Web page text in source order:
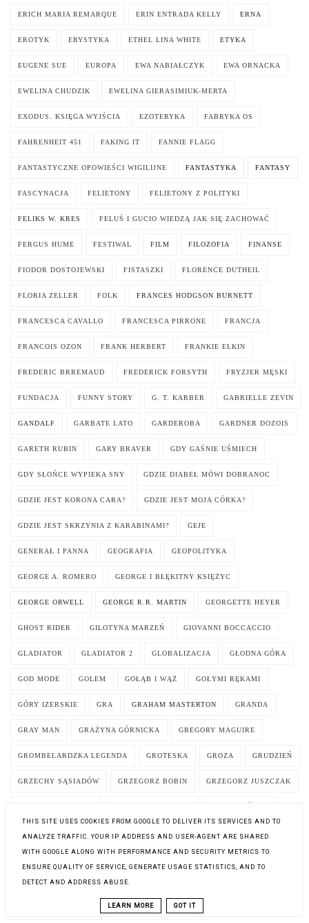
ERICH MARIA REMARQUE ERIN ENTRADA KELLY ERNA
EROTYK ERYSTYKA ETHEL LINA WHITE ETYKA
EUGENE SUE EUROPA EWA NABIAŁCZYK EWA ORNACKA
EWELINA CHUDZIK EWELINA GIERASIMIUK-MERTA
EXODUS. KSIĘGA WYJŚCIA EZOTERYKA FABRYKA OS
FAHRENHEIT 451 FAKING IT FANNIE FLAGG
FANTASTYCZNE OPOWIEŚCI WIGILIJNE FANTASTYKA FANTASY
FASCYNACJA FELIETONY FELIETONY Z POLITYKI
FELIKS W. KRES FELUŚ I GUCIO WIEDZĄ JAK SIĘ ZACHOWAĆ
FERGUS HUME FESTIWAL FILM FILOZOFIA FINANSE
FIODOR DOSTOJEWSKI FISTASZKI FLORENCE DUTHEIL
FLORIA ZELLER FOLK FRANCES HODGSON BURNETT
FRANCESCA CAVALLO FRANCESCA PIRRONE FRANCJA
FRANCOIS OZON FRANK HERBERT FRANKIE ELKIN
FREDERIC BRREMAUD FREDERICK FORSYTH FRYZJER MĘSKI
FUNDACJA FUNNY STORY G. T. KARBER GABRIELLE ZEVIN
GANDALF GARBATE LATO GARDEROBA GARDNER DOZOIS
GARETH RUBIN GARY BRAVER GDY GAŚNIE UŚMIECH
GDY SŁOŃCE WYPIEKA SNY GDZIE DIABEŁ MÓWI DOBRANOC
GDZIE JEST KORONA CARA? GDZIE JEST MOJA CÓRKA?
GDZIE JEST SKRZYNIA Z KARABINAMI? GEJE
GENERAŁ I PANNA GEOGRAFIA GEOPOLITYKA
GEORGE A. ROMERO GEORGE I BŁĘKITNY KSIĘŻYC
GEORGE ORWELL GEORGE R.R. MARTIN GEORGETTE HEYER
GHOST RIDER GILOTYNA MARZEŃ GIOVANNI BOCCACCIO
GLADIATOR GLADIATOR 2 GLOBALIZACJA GŁODNA GÓRA
GOD MODE GOLEM GOŁĄB I WĄŻ GOŁYMI RĘKAMI
GÓRY IZERSKIE GRA GRAHAM MASTERTON GRANDA
GRAY MAN GRAŻYNA GÓRNICKA GREGORY MAGUIRE
GROMBELARDZKA LEGENDA GROTESKA GROZA GRUDZIEŃ
GRZECHY SĄSIADÓW GRZEGORZ BOBIN GRZEGORZ JUSZCZAK
GUCIO SIĘ ZAKOCHUJE GUILBERT FRANCOISE
GWIAZDA PÓŁNOCY
THIS SITE USES COOKIES FROM GOOGLE TO DELIVER ITS SERVICES AND TO
ANALYZE TRAFFIC. YOUR IP ADDRESS AND USER-AGENT ARE SHARED
WITH GOOGLE ALONG WITH PERFORMANCE AND SECURITY METRICS TO
ENSURE QUALITY OF SERVICE, GENERATE USAGE STATISTICS, AND TO
DETECT AND ADDRESS ABUSE.
LEARN MORE GOT IT